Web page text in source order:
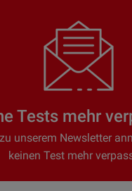
Tests mehr
unserem Newsletter
keinen Test mehr